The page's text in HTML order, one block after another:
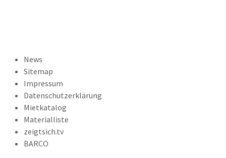
News
Sitemap
Impressum
Datenschutzerklärung
Mietkatalog
Materialliste
zeigtsich.tv
BARCO